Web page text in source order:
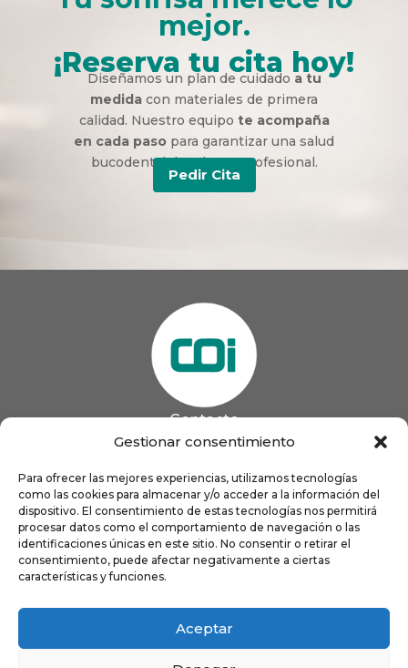
Gestionar consentimiento
Para ofrecer las mejores experiencias, utilizamos tecnologías
como las cookies para almacenar y/o acceder a la información del
dispositivo. El consentimiento de estas tecnologías nos permitirá
procesar datos como el comportamiento de navegación o las
identificaciones únicas en este sitio. No consentir o retirar el
consentimiento, puede afectar negativamente a ciertas
características y funciones.
Aceptar
mejor.
¡Reserva tu cita hoy!
Diseñamos un plan de cuidado a tu
medida con materiales de primera
calidad. Nuestro equipo te acompaña
en cada paso para garantizar una salud
bucodental duradera y profesional.
Pedir Cita
Contacto
 coigijon@gmail.com
Horario
Lun
9:00 a 13:00 - 16:00 a 21:00
Mar
9:00 a 13:00 - 16:00 a 20:00
Mié
9:00 a 14:00 - 16:00 a 19:00
Jue
9:00 a 13:00 - 16:00 a 19:00